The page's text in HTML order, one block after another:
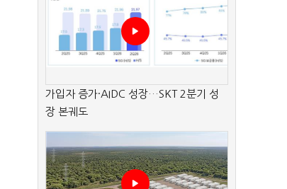
가입자 증가·AIDC 성장…SKT 2분기 성
장 본궤도